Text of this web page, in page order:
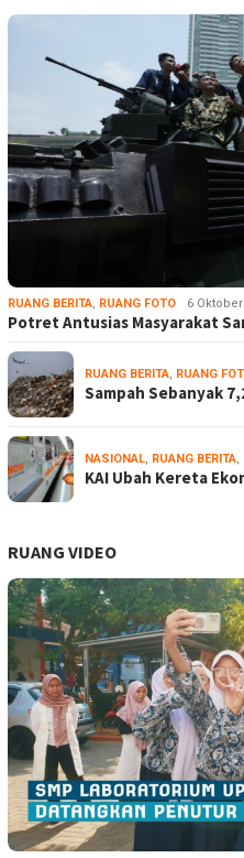
RUANG BERITA, RUANG FOTO 6
Potret Antusias Masyarakat
RUANG BERITA, RUANG
Sampah Sebanyak
NASIONAL, RUANG BERITA,
KAI Ubah Kereta
RUANG VIDEO